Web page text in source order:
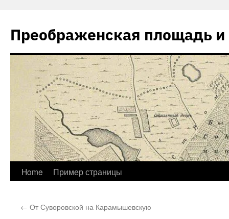
content
Преображенская площадь и
Home Пример страницы
← От Суворовской на Карамышевскую